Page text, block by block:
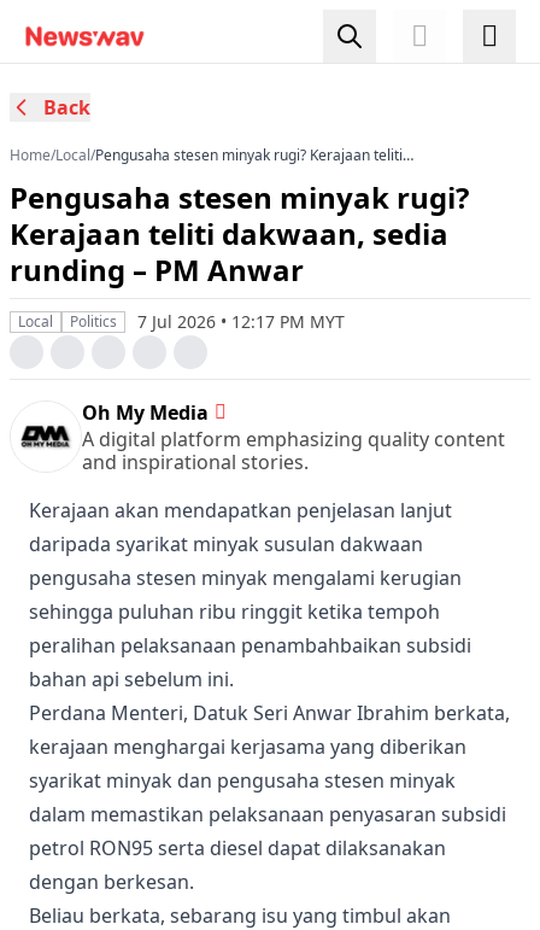
Back
Home/Local/Pengusaha stesen minyak rugi? Kerajaan teliti
Pengusaha stesen minyak rugi?
Kerajaan teliti dakwaan, sedia
runding – PM Anwar
Local Politics 7 Jul 2026 • 12:17 PM MYT
Oh My Media
A digital platform emphasizing quality content
and inspirational stories.
Kerajaan akan mendapatkan penjelasan lanjut
daripada syarikat minyak susulan dakwaan
pengusaha stesen minyak mengalami kerugian
sehingga puluhan ribu ringgit ketika tempoh
peralihan pelaksanaan penambahbaikan subsidi
bahan api sebelum ini.
Perdana Menteri, Datuk Seri Anwar Ibrahim berkata,
kerajaan menghargai kerjasama yang diberikan
syarikat minyak dan pengusaha stesen minyak
dalam memastikan pelaksanaan penyasaran subsidi
petrol RON95 serta diesel dapat dilaksanakan
dengan berkesan.
Beliau berkata, sebarang isu yang timbul akan